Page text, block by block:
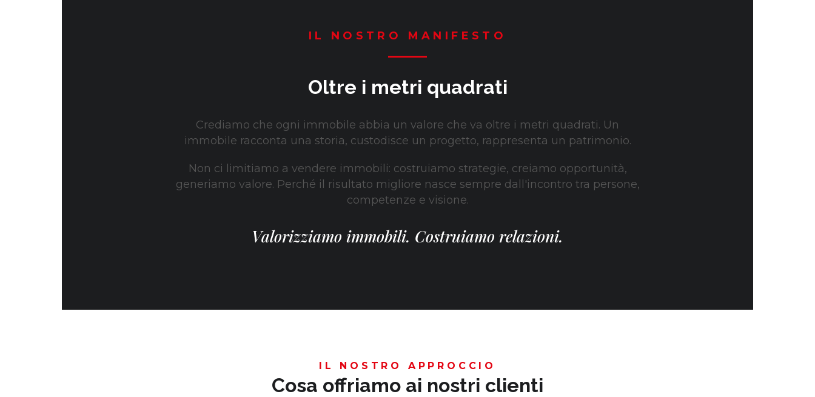
IL NOSTRO MANIFESTO
Oltre i metri quadrati
Crediamo che ogni immobile abbia un valore che va oltre i metri quadrati. Un
immobile racconta una storia, custodisce un progetto, rappresenta un patrimonio.
Non ci limitiamo a vendere immobili: costruiamo strategie, creiamo opportunità,
generiamo valore. Perché il risultato migliore nasce sempre dall'incontro tra persone,
competenze e visione.
Valorizziamo immobili. Costruiamo relazioni.
IL NOSTRO APPROCCIO
Cosa offriamo ai nostri clienti